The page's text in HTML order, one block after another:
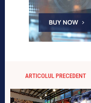
ARTICOLUL PRECEDENT